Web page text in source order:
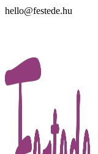
hello@festede.hu